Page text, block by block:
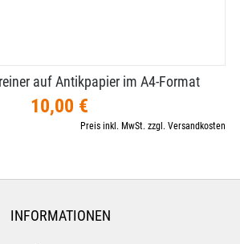
auf Antikpapier im A4-​Format
10,00 €
Preis inkl. MwSt. zzgl. Versandkosten
INFORMATIONEN